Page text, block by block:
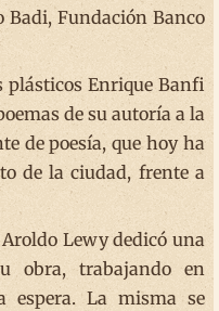
Badi, Fundación Banco
plásticos Enrique Banfi
de su autoría a la
de poesía, que hoy ha
de la ciudad, frente a
Lewy dedicó una
obra, trabajando en
espera. La misma se